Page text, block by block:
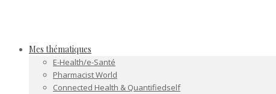
Mes thématiques
E-Health/e-Santé
Pharmacist World
Connected Health & Quantifiedself